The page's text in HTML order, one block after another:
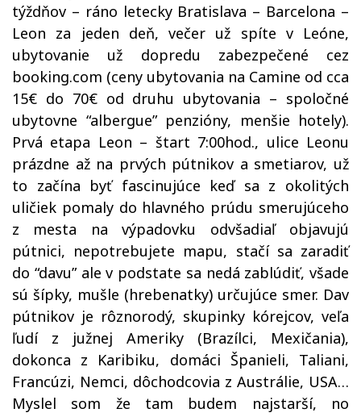
týždňov – ráno letecky Bratislava – Barcelona –
Leon za jeden deň, večer už spíte v Leóne,
ubytovanie už dopredu zabezpečené cez
booking.com (ceny ubytovania na Camine od cca
15€ do 70€ od druhu ubytovania – spoločné
ubytovne “albergue” penzióny, menšie hotely).
Prvá etapa Leon – štart 7:00hod., ulice Leonu
prázdne až na prvých pútnikov a smetiarov, už
to začína byť fascinujúce keď sa z okolitých
uličiek pomaly do hlavného prúdu smerujúceho
z mesta na výpadovku odvšadiaľ objavujú
pútnici, nepotrebujete mapu, stačí sa zaradiť
do “davu” ale v podstate sa nedá zablúdiť, všade
sú šípky, mušle (hrebenatky) určujúce smer. Dav
pútnikov je rôznorodý, skupinky kórejcov, veľa
ľudí z južnej Ameriky (Brazílci, Mexičania),
dokonca z Karibiku, domáci Španieli, Taliani,
Francúzi, Nemci, dôchodcovia z Austrálie, USA…
Myslel som že tam budem najstarší, no